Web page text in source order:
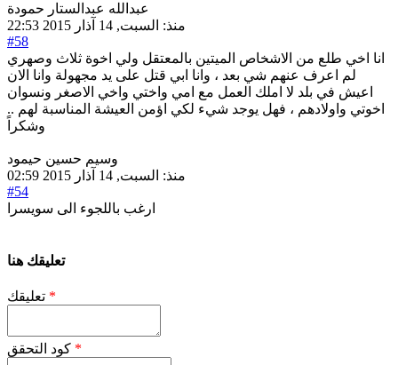
عبدالله عبدالستار حمودة
منذ: السبت, 14 آذار 2015 22:53
#58
انا اخي طلع من الاشخاص الميتين بالمعتقل ولي اخوة ثلاث وصهري
لم اعرف عنهم شي بعد ، وانا ابي قتل على يد مجهولة وانا الان
اعيش في بلد لا املك العمل مع امي واختي واخي الاصغر ونسوان
اخوتي واولادهم ، فهل يوجد شيء لكي اؤمن العيشة المناسبة لهم ..
وشكراً
وسيم حسين حيمود
منذ: السبت, 14 آذار 2015 02:59
#54
ارغب باللجوء الى سويسرا
تعليقك هنا
*
*